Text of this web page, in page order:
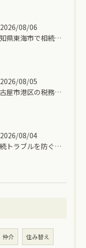
2026/08/06
愛知県東海市で相続トラブルが発生した時に取るべき具体的な手順と窓口比較
2026/08/05
名古屋市港区の税務情報と相続税の相談先を一度に分かりやすく整理
2026/08/04
相続トラブルを防ぐ愛知県名古屋市南区での具体的な対策と手順
仲介 住み替え